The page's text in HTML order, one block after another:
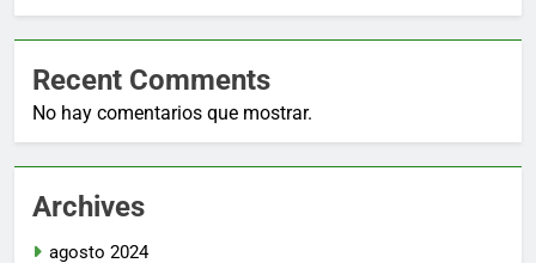
Recent Comments
No hay comentarios que mostrar.
Archives
agosto 2024